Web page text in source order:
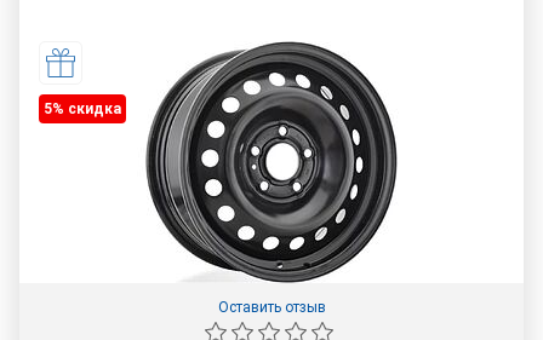
5% cкидка
Оставить отзыв